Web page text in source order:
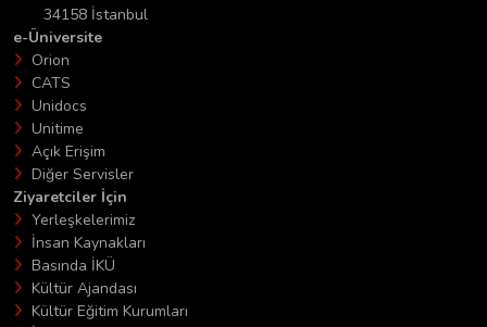
34158 İstanbul
e-Üniversite
Orion
CATS
Unidocs
Unitime
Açık Erişim
Diğer Servisler
Ziyaretciler İçin
Yerleşkelerimiz
İnsan Kaynakları
Basında İKÜ
Kültür Ajandası
Kültür Eğitim Kurumları